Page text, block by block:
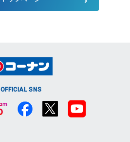
OFFICIAL SNS